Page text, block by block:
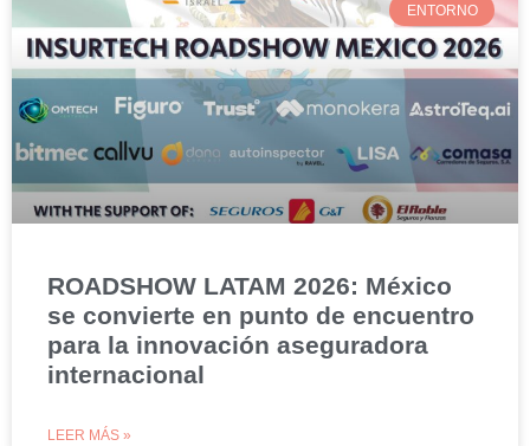
ENTORNO
ROADSHOW LATAM 2026: México
se convierte en punto de encuentro
para la innovación aseguradora
internacional
LEER MÁS »